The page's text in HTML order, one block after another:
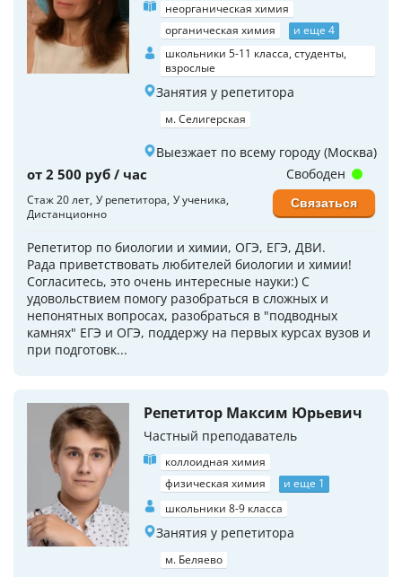
неорганическая химия
органическая химия
и еще 4
школьники 5-11 класса, студенты,
взрослые
Занятия у репетитора
м. Селигерская
Выезжает по всему городу (Москва)
от 2 500 руб / час
Стаж 20 лет У репетитора У ученика
Дистанционно
Репетитор по биологии и химии, ОГЭ, ЕГЭ, ДВИ.
Рада приветствовать любителей биологии и химии!
Согласитесь, это очень интересные науки:) С
удовольствием помогу разобраться в сложных и
непонятных вопросах, разобраться в "подводных
камнях" ЕГЭ и ОГЭ, поддержу на первых курсах вузов и
при подготовк...
Свободен
Связаться
Репетитор Максим Юрьевич
Частный преподаватель
коллоидная химия
физическая химия
и еще 1
школьники 8-9 класса
Занятия у репетитора
м. Беляево